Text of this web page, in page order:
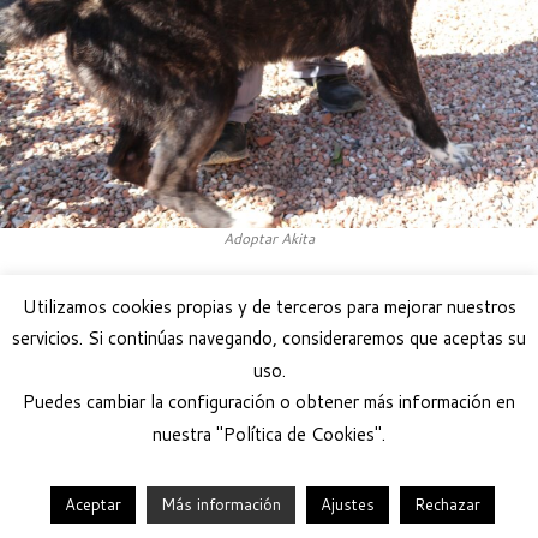
Adoptar Akita
© 2026 Help Guau ·Funciona con · Diseñado con el Tema Customizr
Utilizamos cookies propias y de terceros para mejorar nuestros
servicios. Si continúas navegando, consideraremos que aceptas su
uso.
Puedes cambiar la configuración o obtener más información en
nuestra "Política de Cookies".
Aceptar Más información Ajustes Rechazar